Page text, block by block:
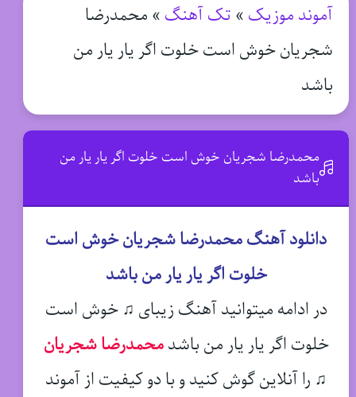
آموند موزیک » تک آهنگ » محمدرضا
شجریان خوش است خلوت اگر یار یار من
باشد
محمدرضا شجریان خوش است خلوت اگر یار یار من
باشد
دانلود آهنگ محمدرضا شجریان خوش است
خلوت اگر یار یار من باشد
در ادامه میتوانید آهنگ زیبای ♫ خوش است
خلوت اگر یار یار من باشدمحمدرضا شجریان
♫ را آنلاین گوش کنید و با دو کیفیت از آموند